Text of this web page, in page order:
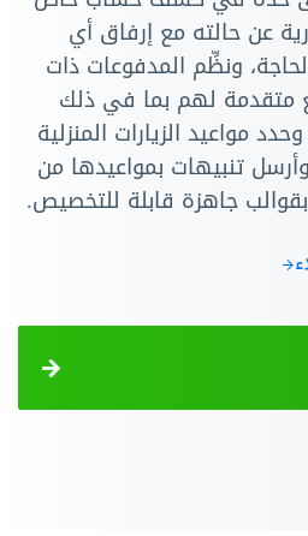
عن حالته مع إرفاق أي
ونظِّم المدفوعات ذات
متقدمة لهم بما في ذلك
مواعيد الزيارات المنزلية
تنبيهات بمواعيدها من
جاهزة قابلة للتخصيص.